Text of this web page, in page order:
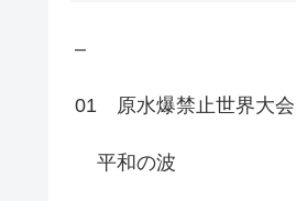
–
01 原水爆禁止世界大会
平和の波